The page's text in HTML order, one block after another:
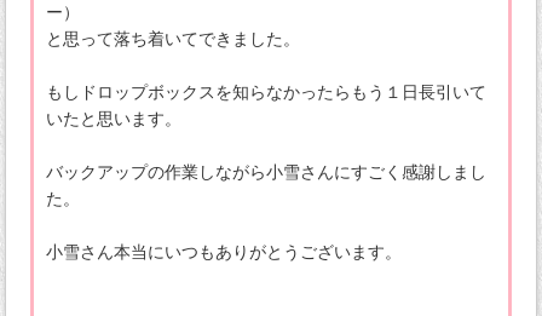
ー）
と思って落ち着いてできました。
もしドロップボックスを知らなかったらもう１日長引いて
いたと思います。
バックアップの作業しながら小雪さんにすごく感謝しまし
た。
小雪さん本当にいつもありがとうございます。